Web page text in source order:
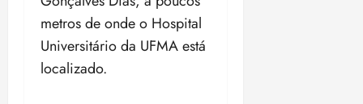
metros de onde o Hospital
Universitário da UFMA está
localizado.